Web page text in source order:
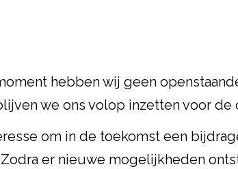
hebben wij geen
we ons volop inzetten voor
om in de toekomst een
er nieuwe mogelijkheden